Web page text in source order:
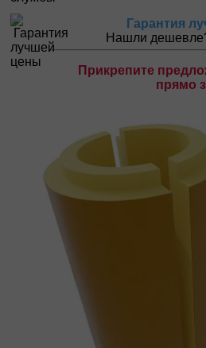
Гарантия
Нашли
Прикрепите
прямо